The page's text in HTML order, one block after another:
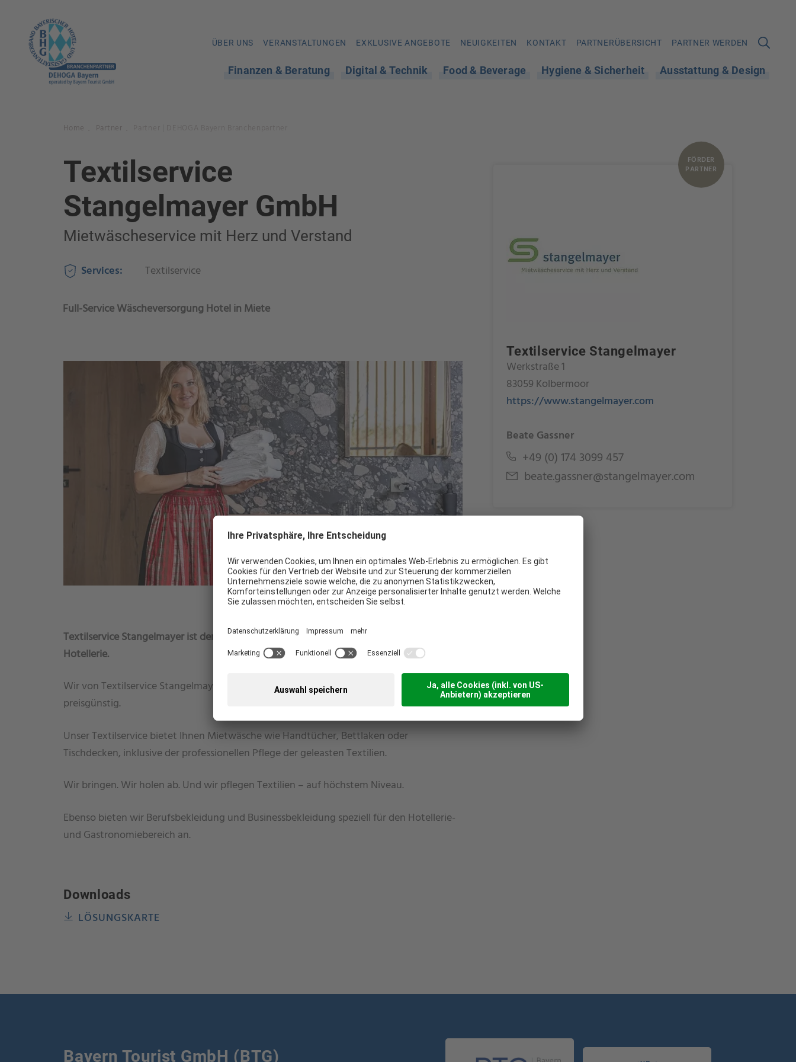
ÜBER UNS VERANSTALTUNGEN EXKLUSIVE ANGEBOTE NEUIGKEITEN KONTAKT PARTNERÜBERSICHT PARTNER WERDEN
Finanzen & Beratung Digital & Technik Food & Beverage Hygiene & Sicherheit Ausstattung & Design
FÖRDER
PARTNER
Textilservice Stangelmayer
Werkstraße 1
83059 Kolbermoor
https://www.stangelmayer.com
Beate Gassner
+49 (0) 174 3099 457
beate.gassner@stangelmayer.com
Home Partner
Textilservice
Stangelmayer GmbH
Mietwäscheservice mit Herz und Verstand
Services: Textilservice
Full-Service Wäscheversorgung Hotel in Miete
Textilservice Stangelmayer ist der Partner für die textile Vollversorgung für die
Hotellerie.
Wir von Textilservice Stangelmayer machen Ihre Textilversorgung komfortabel und
preisgünstig.
Unser Textilservice bietet Ihnen Mietwäsche wie Handtücher, Bettlaken oder
Tischdecken, inklusive der professionellen Pflege der geleasten Textilien.
Wir bringen. Wir holen ab. Und wir pflegen Textilien – auf höchstem Niveau.
Ebenso bieten wir Berufsbekleidung und Businessbekleidung speziell für den Hotellerie-
und Gastronomiebereich an.
Downloads
LÖSUNGSKARTE
Bayern Tourist GmbH (BTG)